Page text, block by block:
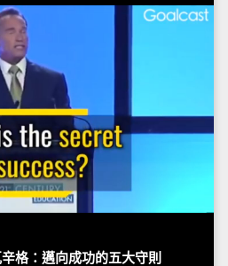
格：邁向成功的五大守則